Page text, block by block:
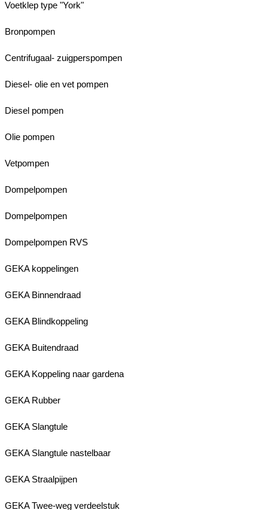
Voetklep type "York"
Bronpompen
Centrifugaal- zuigperspompen
Diesel- olie en vet pompen
Diesel pompen
Olie pompen
Vetpompen
Dompelpompen
Dompelpompen
Dompelpompen RVS
GEKA koppelingen
GEKA Binnendraad
GEKA Blindkoppeling
GEKA Buitendraad
GEKA Koppeling naar gardena
GEKA Rubber
GEKA Slangtule
GEKA Slangtule nastelbaar
GEKA Straalpijpen
GEKA Twee-weg verdeelstuk